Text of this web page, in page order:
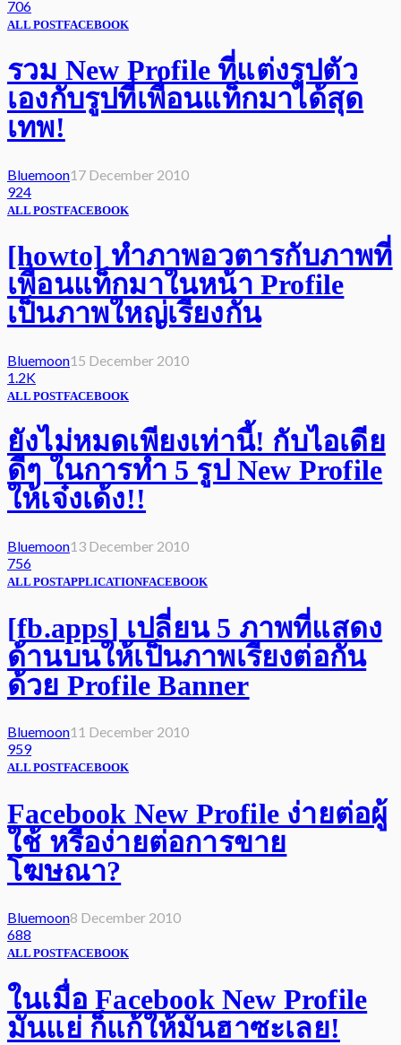
706
ALL POSTFACEBOOK
รวม New Profile ที่แต่งรูปตัว
เองกับรูปที่เพื่อนแท็กมาได้สุด
เทพ!
Bluemoon17 December 2010
924
ALL POSTFACEBOOK
[howto] ทำภาพอวตารกับภาพที่
เพื่อนแท็กมาในหน้า Profile
เป็นภาพใหญ่เรียงกัน
Bluemoon15 December 2010
1.2K
ALL POSTFACEBOOK
ยังไม่หมดเพียงเท่านี้! กับไอเดีย
ดีๆ ในการทำ 5 รูป New Profile
ให้เจ๋งเด้ง!!
Bluemoon13 December 2010
756
ALL POSTAPPLICATIONFACEBOOK
[fb.apps] เปลี่ยน 5 ภาพที่แสดง
ด้านบนให้เป็นภาพเรียงต่อกัน
ด้วย Profile Banner
Bluemoon11 December 2010
959
ALL POSTFACEBOOK
Facebook New Profile ง่ายต่อผู้
ใช้ หรือง่ายต่อการขาย
โฆษณา?
Bluemoon8 December 2010
688
ALL POSTFACEBOOK
ในเมื่อ Facebook New Profile
มันแย่ ก็แก้ให้มันฮาซะเลย!